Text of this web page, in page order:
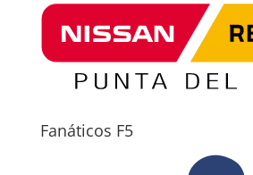
Fanáticos F5